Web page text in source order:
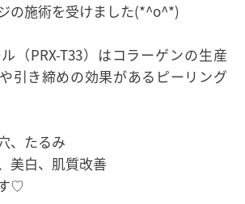
の施術を受けました(*^o^*)
（PRX-T33）はコラーゲンの生産
引き締めの効果があるピーリング
、たるみ
美白、肌質改善
♡